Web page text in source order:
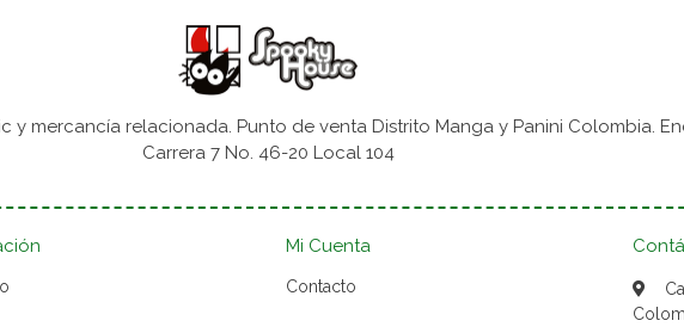
y mercancía relacionada. Punto de venta Distrito Manga y Panini Colombia.
Carrera 7 No. 46-20 Local 104
Mi Cuenta
Contacto